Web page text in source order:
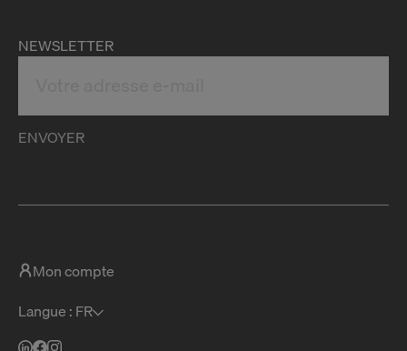
NEWSLETTER
ENVOYER
Mon compte
Langue : FR